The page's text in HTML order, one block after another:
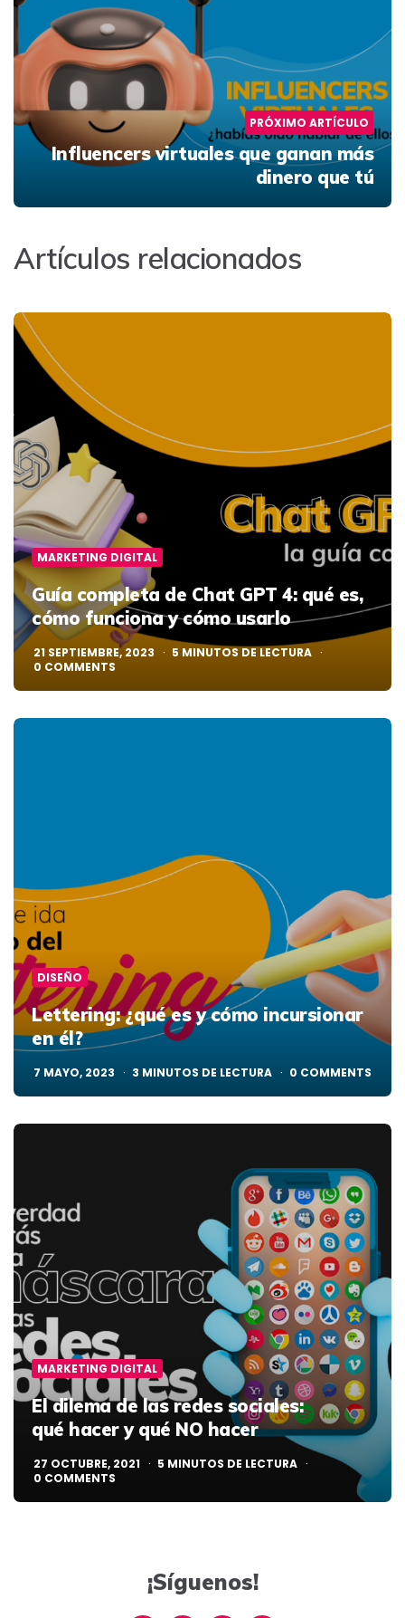
PRÓXIMO ARTÍCULO
Influencers virtuales que ganan más
dinero que tú
Artículos relacionados
MARKETING DIGITAL
Guía completa de Chat GPT 4: qué es,
cómo funciona y cómo usarlo
21 SEPTIEMBRE, 2023 5 MINUTOS DE LECTURA
0 COMMENTS
DISEÑO
Lettering: ¿qué es y cómo incursionar
en él?
7 MAYO, 2023 3 MINUTOS DE LECTURA 0 COMMENTS
MARKETING DIGITAL
El dilema de las redes sociales:
qué hacer y qué NO hacer
27 OCTUBRE, 2021 5 MINUTOS DE LECTURA
0 COMMENTS
¡Síguenos!